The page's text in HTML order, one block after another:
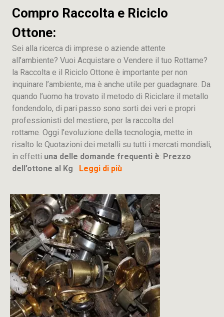
Compro Raccolta e Riciclo
Ottone:
Sei alla ricerca di imprese o aziende attente
all’ambiente? Vuoi Acquistare o Vendere il tuo Rottame?
la Raccolta e il Riciclo Ottone è importante per non
inquinare l’ambiente, ma è anche utile per guadagnare. Da
quando l’uomo ha trovato il metodo di Riciclare il metallo
fondendolo, di pari passo sono sorti dei veri e propri
professionisti del mestiere, per la raccolta del
rottame. Oggi l’evoluzione della tecnologia, mette in
risalto le Quotazioni dei metalli su tutti i mercati mondiali,
in effetti una delle domande frequenti è: Prezzo
dell’ottone al Kg Leggi di più